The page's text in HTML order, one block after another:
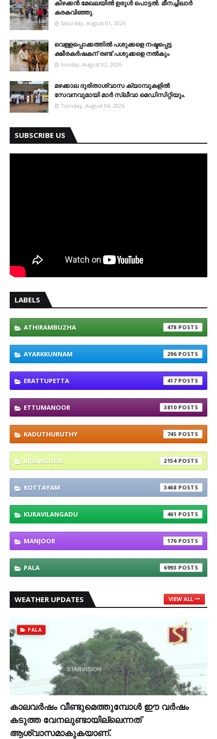
കിഴക്കന്‍ മേഖലയില്‍ ഉരുള്‍ പൊട്ടല്‍. മീനച്ചിലാര്‍
കരകവിഞ്ഞു.
Saturday, August 01, 2026
വെള്ളപ്പൊക്കത്തില്‍ പശുക്കളെ നഷ്ടപ്പെട്ട
ക്ഷീരകര്‍ഷകന് രണ്ട് പശുക്കളെ നല്‍കും
Sunday, August 02, 2026
മഴക്കാല ദുരിതാശ്വാസ ക്യാമ്പുകളിൽ
സേവനവുമായി മാർ സ്ലീവാ മെഡിസിറ്റിയും.
Tuesday, August 04, 2026
SUBSCRIBE US
LABELS
ATHIRAMBUZHA 478
AYARKKUNNAM 296
ERATTUPETTA 417
ETTUMANOOR 3810
KADUTHURUTHY 745
KIDANGOOR 2154
KOTTAYAM 3468
KURAVILANGADU 461
MANJOOR 176
PALA 6993
WEATHER UPDATES VIEW ALL
PALA
കാലവര്‍ഷം വീണ്ടുമെത്തുമ്പോള്‍ ഈ വര്‍ഷം
കടുത്ത വേനലുണ്ടായില്ലെന്നത്
ആശ്വാസമാകുകയാണ്.